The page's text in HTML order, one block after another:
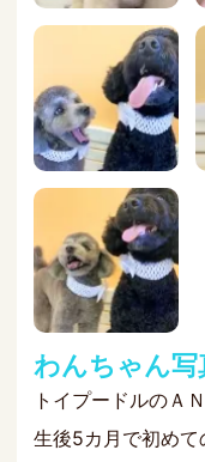
わんちゃん写
トイプードルのＡ
生後5カ月で初めて